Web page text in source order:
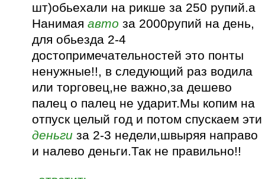
шт)обьехали на рикше за 250 рупий.а
Нанимаяавто за 2000рупий на день,
для обьезда 2-4
достопримечательностей это понты
ненужные!!, в следующий раз водила
или торговец,не важно,за дешево
палец о палец не ударит.Мы копим на
отпуск целый год и потом спускаем эти
деньги за 2-3 недели,швыряя направо
и налево деньги.Так не правильно!!